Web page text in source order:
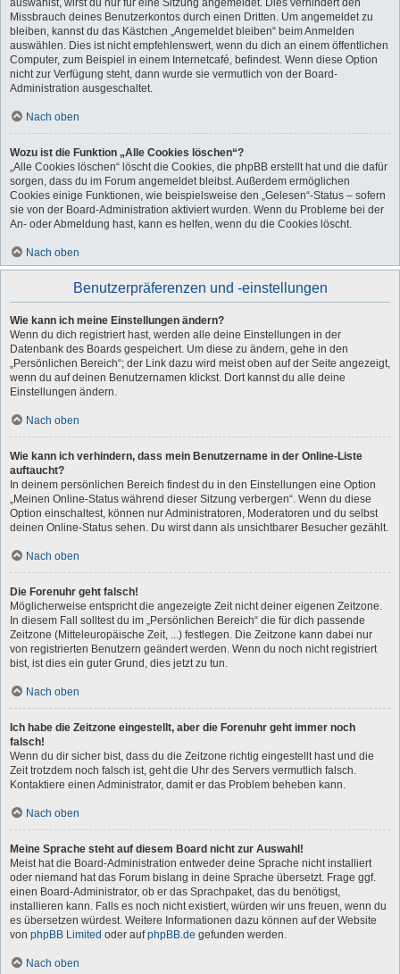
auswählst, wirst du nur für eine Sitzung angemeldet. Dies verhindert den
Missbrauch deines Benutzerkontos durch einen Dritten. Um angemeldet zu
bleiben, kannst du das Kästchen „Angemeldet bleiben“ beim Anmelden
auswählen. Dies ist nicht empfehlenswert, wenn du dich an einem öffentlichen
Computer, zum Beispiel in einem Internetcafé, befindest. Wenn diese Option
nicht zur Verfügung steht, dann wurde sie vermutlich von der Board-
Administration ausgeschaltet.
Nach oben
Wozu ist die Funktion „Alle Cookies löschen“?
„Alle Cookies löschen“ löscht die Cookies, die phpBB erstellt hat und die dafür
sorgen, dass du im Forum angemeldet bleibst. Außerdem ermöglichen
Cookies einige Funktionen, wie beispielsweise den „Gelesen“-Status – sofern
sie von der Board-Administration aktiviert wurden. Wenn du Probleme bei der
An- oder Abmeldung hast, kann es helfen, wenn du die Cookies löscht.
Nach oben
Benutzerpräferenzen und -einstellungen
Wie kann ich meine Einstellungen ändern?
Wenn du dich registriert hast, werden alle deine Einstellungen in der
Datenbank des Boards gespeichert. Um diese zu ändern, gehe in den
„Persönlichen Bereich“; der Link dazu wird meist oben auf der Seite angezeigt,
wenn du auf deinen Benutzernamen klickst. Dort kannst du alle deine
Einstellungen ändern.
Nach oben
Wie kann ich verhindern, dass mein Benutzername in der Online-Liste
auftaucht?
In deinem persönlichen Bereich findest du in den Einstellungen eine Option
„Meinen Online-Status während dieser Sitzung verbergen“. Wenn du diese
Option einschaltest, können nur Administratoren, Moderatoren und du selbst
deinen Online-Status sehen. Du wirst dann als unsichtbarer Besucher gezählt.
Nach oben
Die Forenuhr geht falsch!
Möglicherweise entspricht die angezeigte Zeit nicht deiner eigenen Zeitzone.
In diesem Fall solltest du im „Persönlichen Bereich“ die für dich passende
Zeitzone (Mitteleuropäische Zeit, ...) festlegen. Die Zeitzone kann dabei nur
von registrierten Benutzern geändert werden. Wenn du noch nicht registriert
bist, ist dies ein guter Grund, dies jetzt zu tun.
Nach oben
Ich habe die Zeitzone eingestellt, aber die Forenuhr geht immer noch
falsch!
Wenn du dir sicher bist, dass du die Zeitzone richtig eingestellt hast und die
Zeit trotzdem noch falsch ist, geht die Uhr des Servers vermutlich falsch.
Kontaktiere einen Administrator, damit er das Problem beheben kann.
Nach oben
Meine Sprache steht auf diesem Board nicht zur Auswahl!
Meist hat die Board-Administration entweder deine Sprache nicht installiert
oder niemand hat das Forum bislang in deine Sprache übersetzt. Frage ggf.
einen Board-Administrator, ob er das Sprachpaket, das du benötigst,
installieren kann. Falls es noch nicht existiert, würden wir uns freuen, wenn du
es übersetzen würdest. Weitere Informationen dazu können auf der Website
von phpBB Limited oder aufphpBB.de gefunden werden.
Nach oben